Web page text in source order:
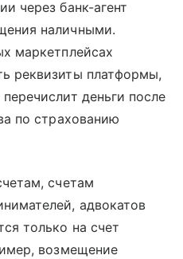
через банк-агент
наличными.
маркетплейсах
реквизиты платформы,
деньги после
по страхованию
счетам
адвокатов
только на счет
возмещение